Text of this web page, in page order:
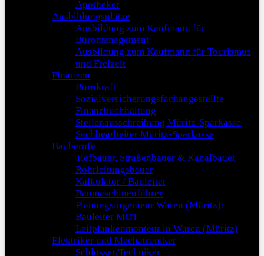
Apotheker
Ausbildungsplätze
Ausbildung zum Kaufmann für
Büromanagement
Ausbildung zum Kaufmann für Tourismus
und Freizeit
Finanzen
Bürokraft
Sozialversicherungsfachangestellte
Finanzbuchhaltung
Stellenausschreibung Müritz-Sparkasse
Sachbearbeiter Müritz-Sparkasse
Bauberufe
Tiefbauer, Straßenbauer & Kanalbauer
Rohrleitungsbauer
Kalkulator / Bauleiter
Baumaschinenführer
Planungsingenieur Waren (Müritz):
Bauleiter MOT
Leitplankenmonteur in Waren (Müritz)
Elektriker und Mechatroniker
Schlosser/Techniker